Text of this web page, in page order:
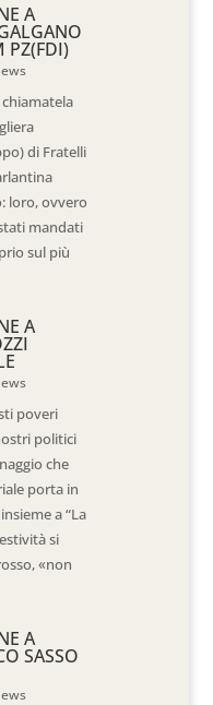
A
PZ(FDI)
di Fratelli
loro, ovvero
mandati
sul più
A
poveri
politici
che
porta in
a “La
si
«non
A
SASSO